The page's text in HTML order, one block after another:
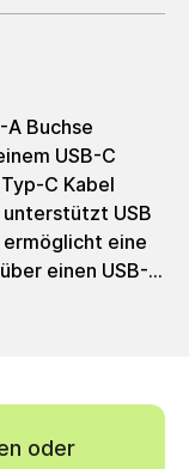
Buchse
USB-C
C Kabel
USB
ermöglicht eine
einen USB-
oder